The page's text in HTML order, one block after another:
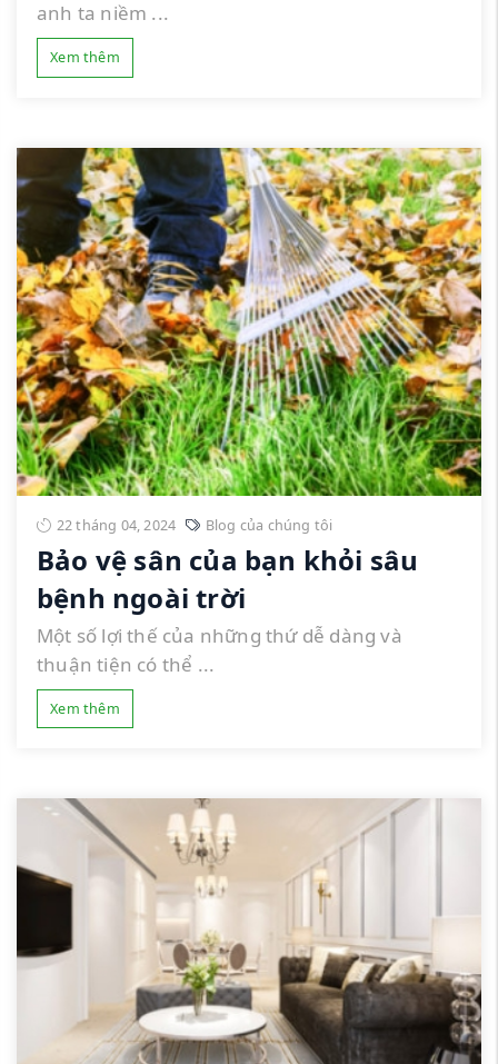
anh ta niềm ...
Xem thêm
22 tháng 04, 2024 Blog của chúng tôi
Bảo vệ sân của bạn khỏi sâu
bệnh ngoài trời
Một số lợi thế của những thứ dễ dàng và
thuận tiện có thể ...
Xem thêm